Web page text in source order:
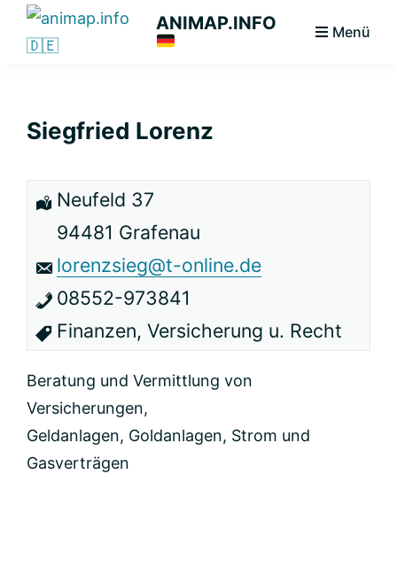
Hauptnavigation
Zum
Hauptinhalt
primären
ANIMAP.INFO
Das
Menü
Siegfried Lorenz
Neufeld 37
94481 Grafenau
lorenzsieg@t-online.de
08552-973841
Finanzen, Versicherung u. Recht
Beratung und Vermittlung von
Versicherungen,
Geldanlagen, Goldanlagen, Strom und
Gasverträgen